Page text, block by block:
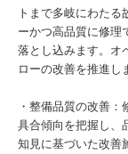
トまで多岐にわた
ーかつ高品質に修理
落とし込みます。オ
ローの改善を推進し
・整備品質の改善
具合傾向を把握し、
知見に基づいた改善